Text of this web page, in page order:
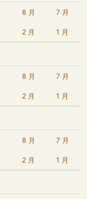
8 月 7 月
2 月 1 月
8 月 7 月
2 月 1 月
8 月 7 月
2 月 1 月